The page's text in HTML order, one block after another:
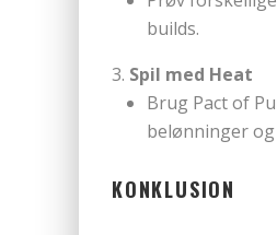
builds.
Spil med Heat
Brug Pact of
belønninger
KONKLUSION